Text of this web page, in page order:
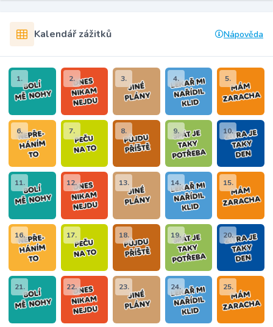
Kalendář zážitků Nápověda
1. 2. 3. 4. 5.
6. 7. 8. 9. 10.
11. 12. 13. 14. 15.
16. 17. 18. 19. 20.
21. 22. 23. 24. 25.